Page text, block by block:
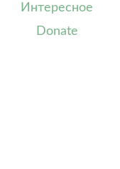
Интересное
Donate